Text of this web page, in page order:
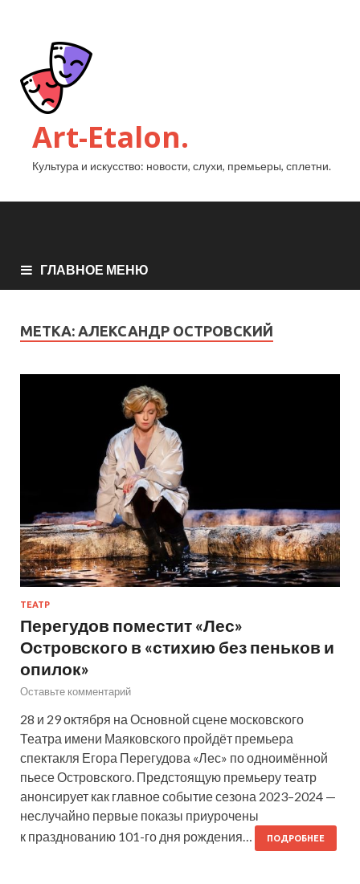
Art-Etalon.
Культура и искусство: новости, слухи, премьеры, сплетни.
ГЛАВНОЕ МЕНЮ
МЕТКА: АЛЕКСАНДР ОСТРОВСКИЙ
ТЕАТР
Перегудов поместит «Лес»
Островского в «стихию без пеньков и
опилок»
Оставьте комментарий
28 и 29 октября на Основной сцене московского
Театра имени Маяковского пройдёт премьера
спектакля Егора Перегудова «Лес» по одноимённой
пьесе Островского. Предстоящую премьеру театр
анонсирует как главное событие сезона 2023–2024 —
неслучайно первые показы приурочены
к празднованию 101-го дня рождения…
ПОДРОБНЕЕ